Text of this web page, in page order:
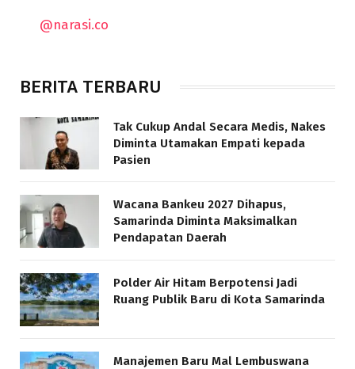
@narasi.co
BERITA TERBARU
Tak Cukup Andal Secara Medis, Nakes
Diminta Utamakan Empati kepada
Pasien
Wacana Bankeu 2027 Dihapus,
Samarinda Diminta Maksimalkan
Pendapatan Daerah
Polder Air Hitam Berpotensi Jadi
Ruang Publik Baru di Kota Samarinda
Manajemen Baru Mal Lembuswana